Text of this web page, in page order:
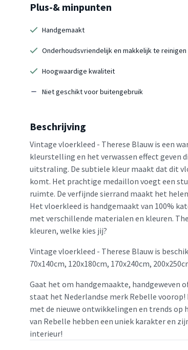
Plus-& minpunten
Handgemaakt
Onderhoudsvriendelijk en makkelijk te reinigen
Hoogwaardige kwaliteit
Niet geschikt voor buitengebruik
Beschrijving
Vintage vloerkleed - Therese Blauw is een
kleurstelling en het verwassen effect geven
uitstraling. De subtiele kleur maakt dat dit
komt. Het prachtige medaillon voegt een
ruimte. De verfijnde sierrand maakt het
Het vloerkleed is handgemaakt van 100%
met verschillende materialen en kleuren.
kleuren, welke kies jij?
Vintage vloerkleed - Therese Blauw is
70x140cm, 120x180cm, 170x240cm,
Gaat het om handgemaakte, handgeweven
staat het Nederlandse merk Rebelle
met de nieuwe ontwikkelingen en trends op
van Rebelle hebben een uniek karakter en
interieur!